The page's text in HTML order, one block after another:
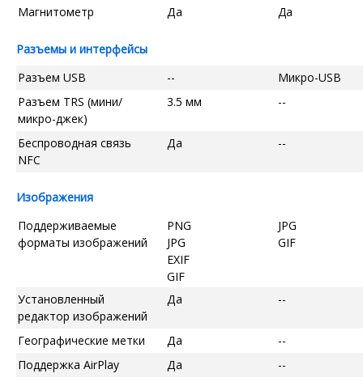
Магнитометр
Да Да
Разъемы и интерфейсы
Разъем USB
--
Микро-USB
Разъем TRS (мини/
микро-джек)
3.5 мм --
Беспроводная связь
NFC
Да --
Изображения
Поддерживаемые
форматы изображений
PNG
JPG
EXIF
GIF
JPG
GIF
Установленный
редактор изображений
Да --
Географические метки Да
--
Поддержка AirPlay
Да --